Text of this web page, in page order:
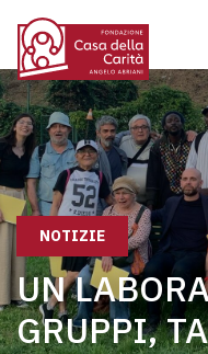
NOTIZIE
UN
GRUPPI,